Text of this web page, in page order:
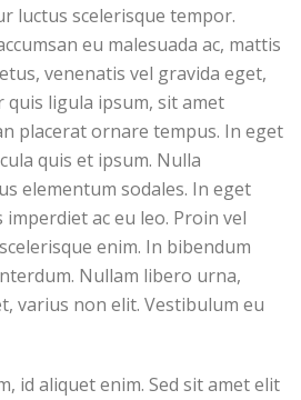
luctus scelerisque tempor.
eu malesuada ac, mattis
venenatis vel gravida eget,
ligula ipsum, sit amet
placerat ornare tempus. In eget
quis et ipsum. Nulla
elementum sodales. In eget
ac eu leo. Proin vel
enim. In bibendum
Nullam libero urna,
varius non elit. Vestibulum eu
id aliquet enim. Sed sit amet elit